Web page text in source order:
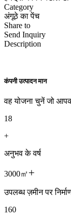
Category
अंगूठे का पेंच
Share to
Send Inquiry
Description
कंपनी उत्पादन मान
वह योजना चुनें जो
18
+
अनुभव के वर्ष
3000㎡+
उपलब्ध ज़मीन पर
160